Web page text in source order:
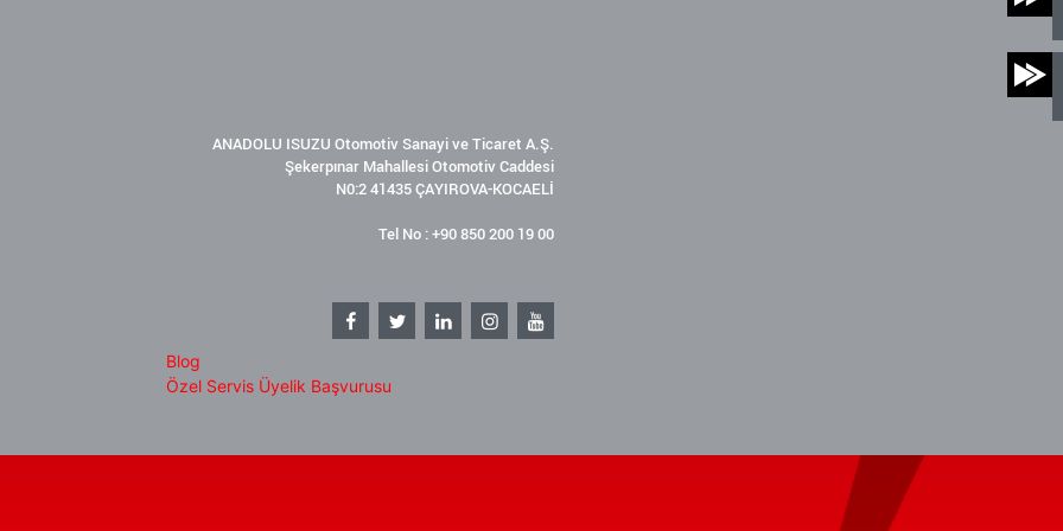
ANADOLU ISUZU Otomotiv Sanayi ve Ticaret A.Ş.
Şekerpınar Mahallesi Otomotiv Caddesi
N0:2 41435 ÇAYIROVA-KOCAELİ
Tel No : +90 850 200 19 00
Blog
Özel Servis Üyelik Başvurusu